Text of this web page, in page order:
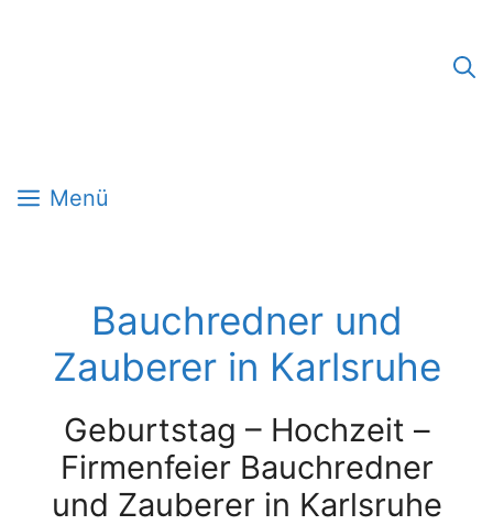
Menü
Bauchredner und
Zauberer in Karlsruhe
Geburtstag – Hochzeit –
Firmenfeier Bauchredner
und Zauberer in Karlsruhe